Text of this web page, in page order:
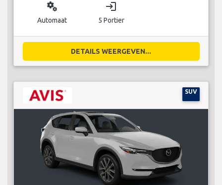
miscellaneous_services
Automaat
login
5 Portier
DETAILS WEERGEVEN...
SUV